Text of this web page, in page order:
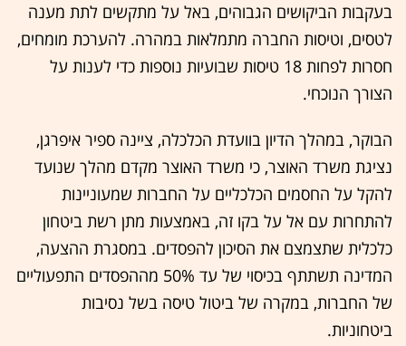
בעקבות הביקושים הגבוהים, באל על מתקשים לתת מענה
לטסים, וטיסות החברה מתמלאות במהרה. להערכת מומחים,
חסרות לפחות 18 טיסות שבועיות נוספות כדי לענות על
הצורך הנוכחי.
הבוקר, במהלך הדיון בוועדת הכלכלה, ציינה ספיר איפרגן,
נציגת משרד האוצר, כי משרד האוצר מקדם מהלך שנועד
להקל על החסמים הכלכליים על החברות שמעוניינות
להתחרות עם אל על בקו זה, באמצעות מתן רשת ביטחון
כלכלית שתצמצם את הסיכון להפסדים. במסגרת ההצעה,
המדינה תשתתף בכיסוי של עד 50% מההפסדים התפעוליים
של החברות, במקרה של ביטול טיסה בשל נסיבות
ביטחוניות.